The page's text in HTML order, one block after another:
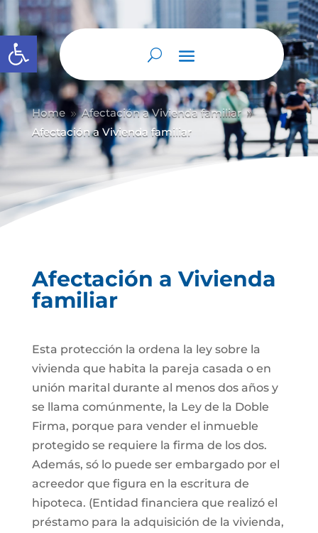
Abrir barra de herramientas
Home 9 Afectación a Vivienda familiar 9
Afectación a Vivienda familiar
Afectación a Vivienda
familiar
Esta protección la ordena la ley sobre la
vivienda que habita la pareja casada o en
unión marital durante al menos dos años y
se llama comúnmente, la Ley de la Doble
Firma, porque para vender el inmueble
protegido se requiere la firma de los dos.
Además, só lo puede ser embargado por el
acreedor que figura en la escritura de
hipoteca. (Entidad financiera que realizó el
préstamo para la adquisición de la vivienda,